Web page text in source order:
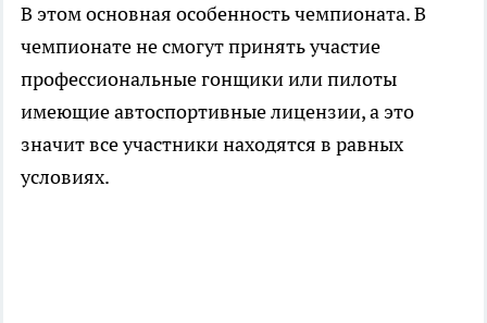
В этом основная особенность чемпионата. В
чемпионате не смогут принять участие
профессиональные гонщики или пилоты
имеющие автоспортивные лицензии, а это
значит все участники находятся в равных
условиях.